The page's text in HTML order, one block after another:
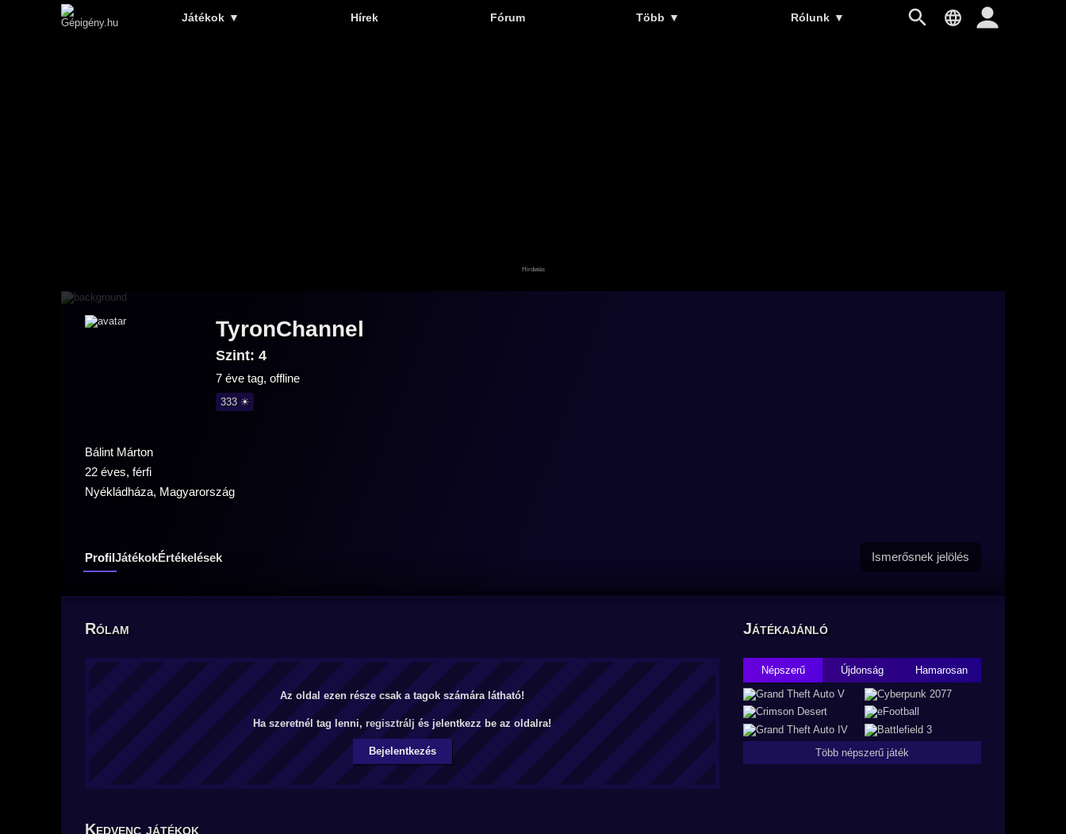
Játékok ▼ Hírek Fórum Több ▼ Rólunk ▼
TyronChannel
Szint: 4
7 éve tag, offline
333 ☀
Bálint Márton
22 éves, férfi
Nyékládháza, Magyarország
ProfilJátékokÉrtékelések Ismerősnek jelölés
Rólam
Az oldal ezen része csak a tagok számára látható!
Ha szeretnél tag lenni, regisztrálj és jelentkezz be az oldalra!
Bejelentkezés
Kedvenc játékok
Játékajánló
Népszerű Újdonság Hamarosan
Több népszerű játék